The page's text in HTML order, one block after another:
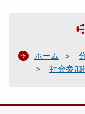
ホーム
社会参加